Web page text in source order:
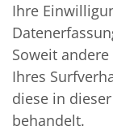
Ihre
Soweit andere
Ihres
diese in
behandelt.